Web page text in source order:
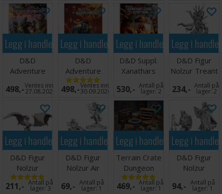
Legg i handlekurven
D&D
Adventure
The
Shattered
498,-Ventes inn
27.08.2026
Legg i handlekurven
D&D
Adventure
Tales From
Yawning
Portal
498,-Ventes inn
30.09.2026
Legg i handlekurven
D&D Suppl.
Xanathars
Guide to
Everything
530,- Antall på
lager:2
Legg i
D&D Figur
Nolzur Treant
234,- Antall på
lager:2
Legg i handlekurven
D&D Figur
Nolzur
Wyvern
211,- Antall på
lager:3
Legg i handlekurven
D&D Figur
Nolzur Air
Genasi Rogue
Female
69,- Antall på
lager:1
Legg i handlekurven
Terrain Crate
Dungeon
Essential
469,- Antall på
lager:1
Legg i
D&D Figur
Nolzur
Kalashtar
Cleric Female
94,- Antall på
lager:1